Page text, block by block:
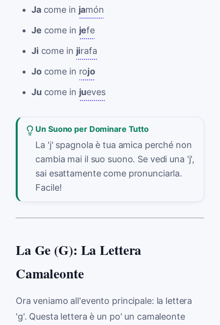
Jacome in jamón
Je come in jefe
Ji come in jirafa
Jocome in rojo
Ju come in jueves
Un Suono per Dominare Tutto
La 'j' spagnola è tua amica perché non
cambia mai il suo suono. Se vedi una 'j',
sai esattamente come pronunciarla.
Facile!
La Ge (G): La Lettera
Camaleonte
Ora veniamo all'evento principale: la lettera
'g'. Questa lettera è un po' un camaleonte